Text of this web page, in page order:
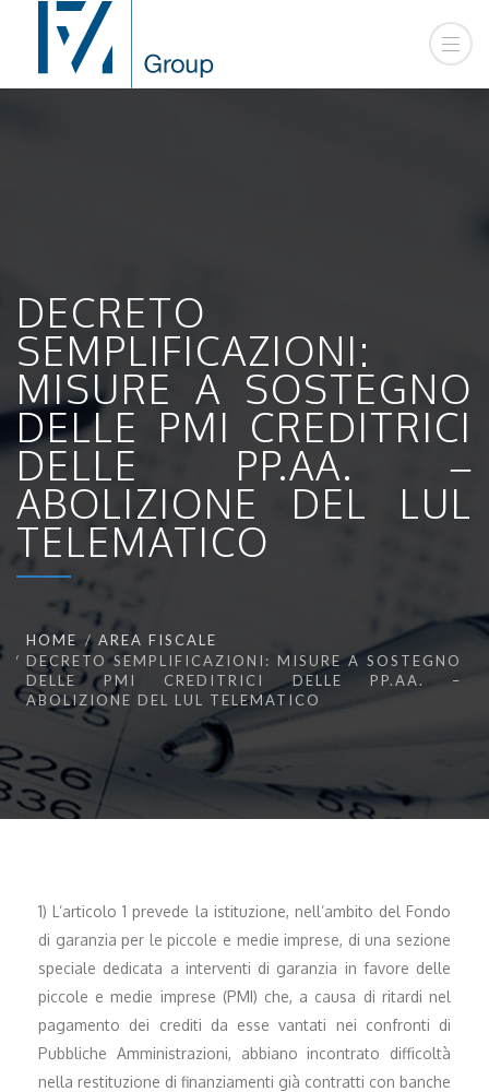
DECRETO
SEMPLIFICAZIONI:
MISURE A SOSTEGNO
DELLE PMI CREDITRICI
DELLE PP.AA. –
ABOLIZIONE DEL LUL
TELEMATICO
HOME
AREA FISCALE
DECRETO SEMPLIFICAZIONI: MISURE A SOSTEGNO
DELLE PMI CREDITRICI DELLE PP.AA. –
ABOLIZIONE DEL LUL TELEMATICO
1) L’articolo 1 prevede la istituzione, nell’ambito del Fondo
di garanzia per le piccole e medie imprese, di una sezione
speciale dedicata a interventi di garanzia in favore delle
piccole e medie imprese (PMI) che, a causa di ritardi nel
pagamento dei crediti da esse vantati nei confronti di
Pubbliche Amministrazioni, abbiano incontrato difficoltà
nella restituzione di finanziamenti già contratti con banche